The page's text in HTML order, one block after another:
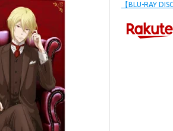
【BLU-RAY